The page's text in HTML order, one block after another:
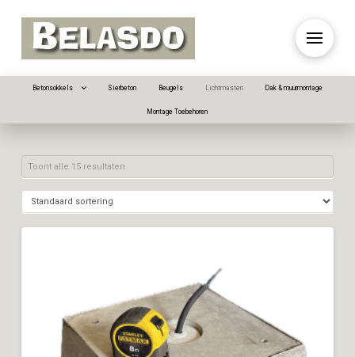
Betonsokkels Sierbeton Beugels Lichtmasten Dak & muurmontage
Montage Toebehoren
Toont alle 15 resultaten